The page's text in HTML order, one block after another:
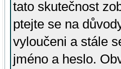
tato skutečnost
ptejte se na
vyloučeni a stále
jméno a heslo.